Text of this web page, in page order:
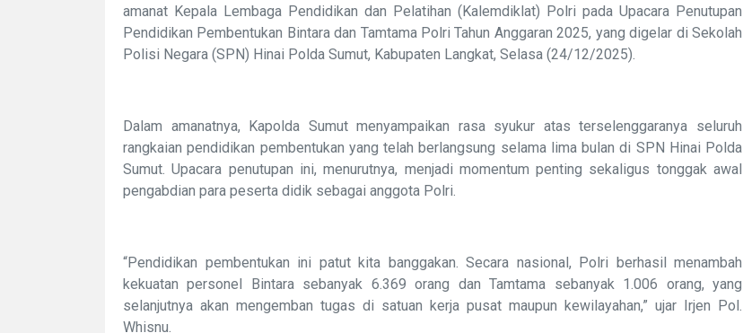
amanat Kepala Lembaga Pendidikan dan Pelatihan (Kalemdiklat) Polri pada Upacara Penutupan
Pendidikan Pembentukan Bintara dan Tamtama Polri Tahun Anggaran 2025, yang digelar di Sekolah
Polisi Negara (SPN) Hinai Polda Sumut, Kabupaten Langkat, Selasa (24/12/2025).
Dalam amanatnya, Kapolda Sumut menyampaikan rasa syukur atas terselenggaranya seluruh
rangkaian pendidikan pembentukan yang telah berlangsung selama lima bulan di SPN Hinai Polda
Sumut. Upacara penutupan ini, menurutnya, menjadi momentum penting sekaligus tonggak awal
pengabdian para peserta didik sebagai anggota Polri.
“Pendidikan pembentukan ini patut kita banggakan. Secara nasional, Polri berhasil menambah
kekuatan personel Bintara sebanyak 6.369 orang dan Tamtama sebanyak 1.006 orang, yang
selanjutnya akan mengemban tugas di satuan kerja pusat maupun kewilayahan,” ujar Irjen Pol.
Whisnu.